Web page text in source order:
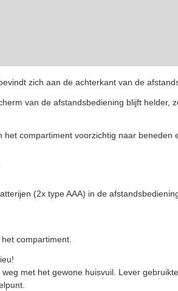
zich aan de achterkant van de
van de afstandsbediening blijft helder,
het compartiment voorzichtig naar beneden
(2x type AAA) in de
compartiment.
met het gewone huisvuil. Lever